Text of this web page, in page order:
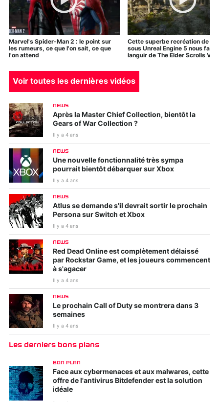
Marvel's Spider-Man 2 : le point sur
les rumeurs, ce que l'on sait, ce que
l'on attend
Cette superbe recréation de
sous Unreal Engine 5 nous fait
languir de The Elder Scrolls VI
Voir toutes les dernières vidéos
NEWS
Après la Master Chief Collection, bientôt la
Gears of War Collection ?
Il y a 4 ans
NEWS
Une nouvelle fonctionnalité très sympa
pourrait bientôt débarquer sur Xbox
Il y a 4 ans
NEWS
Atlus se demande s'il devrait sortir le prochain
Persona sur Switch et Xbox
Il y a 4 ans
NEWS
Red Dead Online est complètement délaissé
par Rockstar Game, et les joueurs commencent
à s'agacer
Il y a 4 ans
NEWS
Le prochain Call of Duty se montrera dans 3
semaines
Il y a 4 ans
Les derniers bons plans
BON PLAN
Face aux cybermenaces et aux malwares, cette
offre de l'antivirus Bitdefender est la solution
idéale